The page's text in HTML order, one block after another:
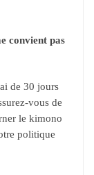
convient pas
de 30 jours
vous de
le kimono
politique